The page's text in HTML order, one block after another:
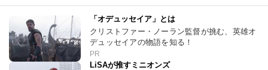
「オデュッセイア」とは
クリストファー・ノーラン監督が挑む、英雄オ
デュッセイアの物語を知る！
PR
LiSAが推すミニオンズ